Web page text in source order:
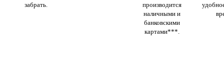
забрать.
производится
наличными и
банковскими
картами***.